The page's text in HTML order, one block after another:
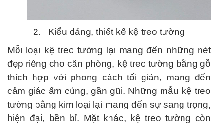
2.
Kiểu dáng, thiết kế kệ treo tường
Mỗi loại kệ treo tường lại mang đến những nét
đẹp riêng cho căn phòng, kệ treo tường bằng gỗ
thích hợp với phong cách tối giản, mang đến
cảm giác ấm cúng, gần gũi. Những mẫu kệ treo
tường bằng kim loại lại mang đến sự sang trọng,
hiện đại, bền bỉ. Mặt khác, kệ treo tường còn